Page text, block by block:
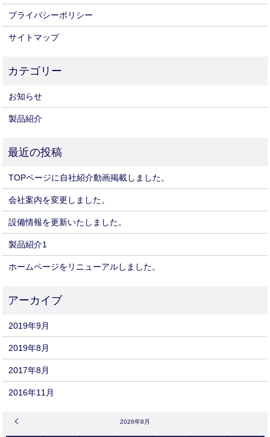
プライバシーポリシー
サイトマップ
お知らせ
製品紹介
TOPページに自社紹介動画掲載しました。
会社案内を変更しました。
設備情報を更新いたしました。
製品紹介1
ホームページをリニューアルしました。
2019年9月
2019年8月
2017年8月
2016年11月
2026年8月